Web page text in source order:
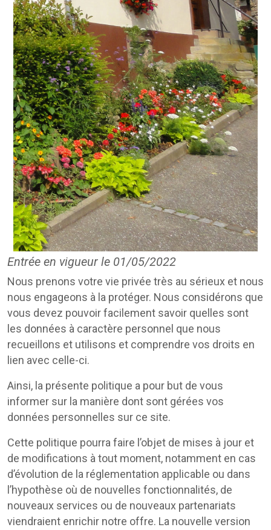
Entrée en vigueur le 01/05/2022
Nous prenons votre vie privée très au sérieux et nous
nous engageons à la protéger. Nous considérons que
vous devez pouvoir facilement savoir quelles sont
les données à caractère personnel que nous
recueillons et utilisons et comprendre vos droits en
lien avec celle-ci.
Ainsi, la présente politique a pour but de vous
informer sur la manière dont sont gérées vos
données personnelles sur ce site.
Cette politique pourra faire l’objet de mises à jour et
de modifications à tout moment, notamment en cas
d’évolution de la réglementation applicable ou dans
l’hypothèse où de nouvelles fonctionnalités, de
nouveaux services ou de nouveaux partenariats
viendraient enrichir notre offre. La nouvelle version